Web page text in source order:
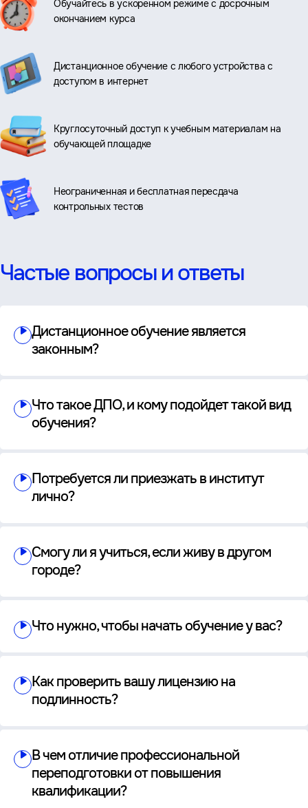
Обучайтесь в ускоренном режиме с досрочным
окончанием курса
Дистанционное обучение с любого устройства с
доступом в интернет
Круглосуточный доступ к учебным материалам на
обучающей площадке
Неограниченная и бесплатная пересдача
контрольных тестов
Частые вопросы и ответы
Дистанционное обучение является
законным?
Что такое ДПО, и кому подойдет такой вид
обучения?
Потребуется ли приезжать в институт
лично?
Смогу ли я учиться, если живу в другом
городе?
Что нужно, чтобы начать обучение у вас?
Как проверить вашу лицензию на
подлинность?
В чем отличие профессиональной
переподготовки от повышения
квалификации?